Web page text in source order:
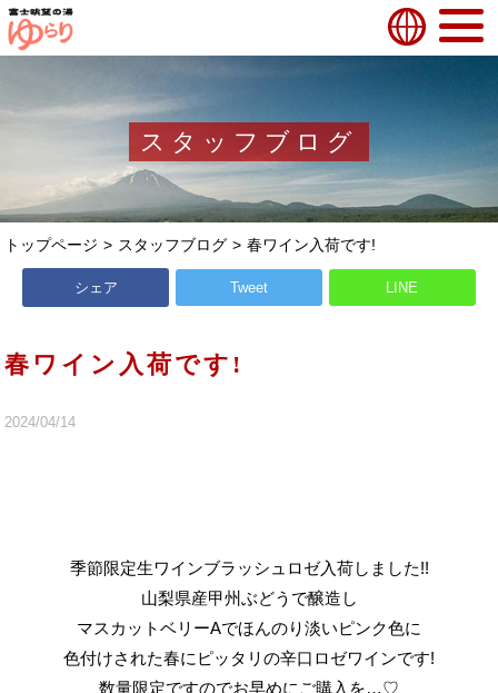
スタッフブログ
トップページ スタッフブログ 春ワイン入荷です!
シェア Tweet LINE
春ワイン入荷です!
2024/04/14
季節限定生ワインブラッシュロゼ入荷しました!!
山梨県産甲州ぶどうで醸造し
マスカットベリーAでほんのり淡いピンク色に
色付けされた春にピッタリの辛口ロゼワインです!
数量限定ですのでお早めにご購入を…♡